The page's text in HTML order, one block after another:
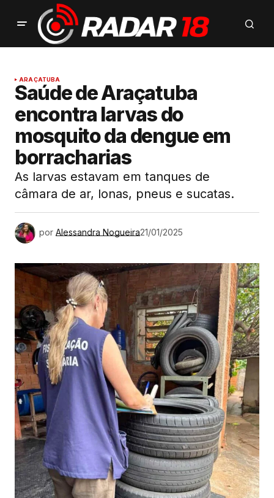
ARAÇATUBA
Saúde de Araçatuba
encontra larvas do
mosquito da dengue em
borracharias
As larvas estavam em tanques de
câmara de ar, lonas, pneus e sucatas.
por Alessandra Nogueira21/01/2025